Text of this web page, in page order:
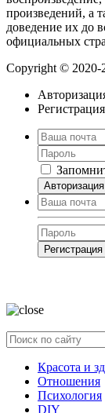
произведений, а
доведение их до
официальных
Copyright © 2020-
Регистрация
Авторизация
Регистрация
Красота и
Отношения
Психология
DIY